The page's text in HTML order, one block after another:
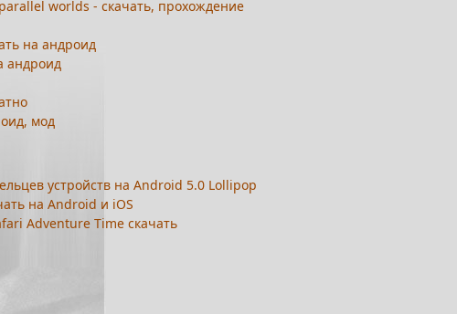
worlds - скачать, прохождение
на андроид
андроид
мод
устройств на Android 5.0 Lollipop
на Android и iOS
Adventure Time скачать